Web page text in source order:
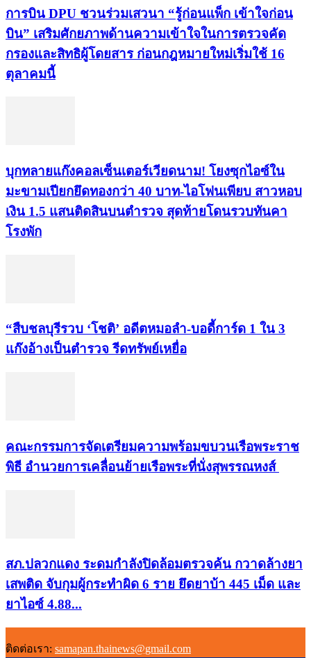
การบิน DPU ชวนร่วมเสวนา “รู้ก่อนแพ็ก เข้าใจก่อน
บิน” เสริมศักยภาพด้านความเข้าใจในการตรวจคัด
กรองและสิทธิผู้โดยสาร ก่อนกฎหมายใหม่เริ่มใช้ 16
ตุลาคมนี้
บุกทลายแก๊งคอลเซ็นเตอร์เวียดนาม! โยงซุกไอซ์ใน
มะขามเปียกยึดทองกว่า 40 บาท-ไอโฟนเพียบ สาวหอบ
เงิน 1.5 แสนติดสินบนตำรวจ สุดท้ายโดนรวบทันคา
โรงพัก
“สืบชลบุรีรวบ ‘โชติ’ อดีตหมอลำ-บอดี้การ์ด 1 ใน 3
แก๊งอ้างเป็นตำรวจ รีดทรัพย์เหยื่อ
คณะกรรมการจัดเตรียมความพร้อมขบวนเรือพระราช
พิธี อำนวยการเคลื่อนย้ายเรือพระที่นั่งสุพรรณหงส์
สภ.ปลวกแดง ระดมกำลังปิดล้อมตรวจค้น กวาดล้างยา
เสพติด จับกุมผู้กระทำผิด 6 ราย ยึดยาบ้า 445 เม็ด และ
ยาไอซ์ 4.88...
ติดต่อเรา: samapan.thainews@gmail.com